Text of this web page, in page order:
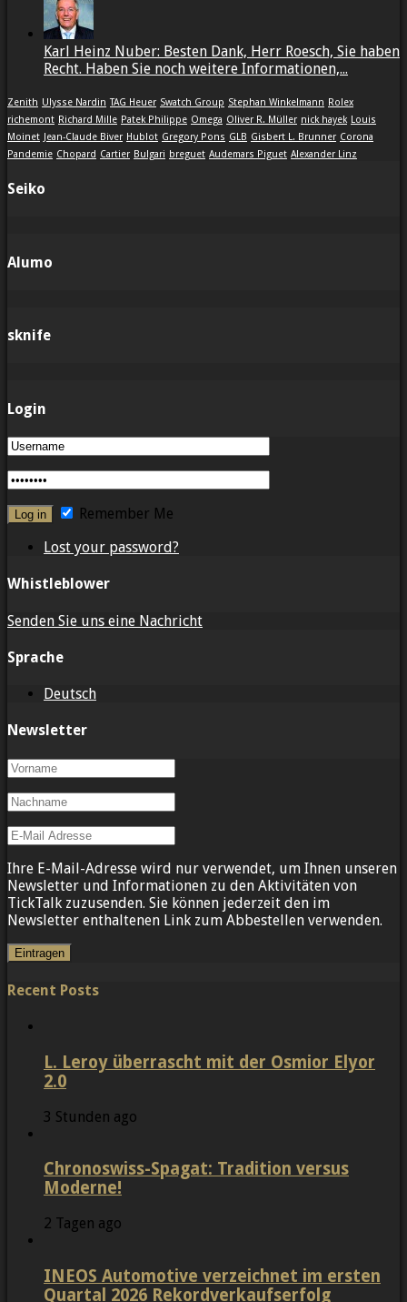
Karl Heinz Nuber: Besten Dank, Herr Roesch, Sie haben
Recht. Haben Sie noch weitere Informationen,...
Zenith Ulysse Nardin TAG Heuer Swatch Group Stephan Winkelmann Rolex
richemont Richard Mille Patek Philippe Omega Oliver R. Müller nick hayek Louis
Moinet Jean-Claude Biver Hublot Gregory Pons GLB Gisbert L. Brunner Corona
Pandemie Chopard Cartier Bulgari breguet Audemars Piguet Alexander Linz
Seiko
Alumo
sknife
Login
Remember Me
Lost your password?
Whistleblower
Senden Sie uns eine Nachricht
Sprache
Deutsch
Newsletter
Ihre E-Mail-Adresse wird nur verwendet, um Ihnen unseren
Newsletter und Informationen zu den Aktivitäten von
TickTalk zuzusenden. Sie können jederzeit den im
Newsletter enthaltenen Link zum Abbestellen verwenden.
Recent Posts
L. Leroy überrascht mit der Osmior Elyor
2.0
3 Stunden ago
Chronoswiss-Spagat: Tradition versus
Moderne!
2 Tagen ago
INEOS Automotive verzeichnet im ersten
Quartal 2026 Rekordverkaufserfolg